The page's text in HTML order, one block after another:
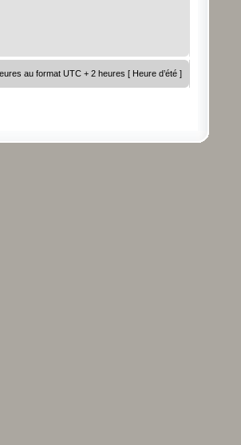
au format UTC + 2 heures [ Heure d’été ]